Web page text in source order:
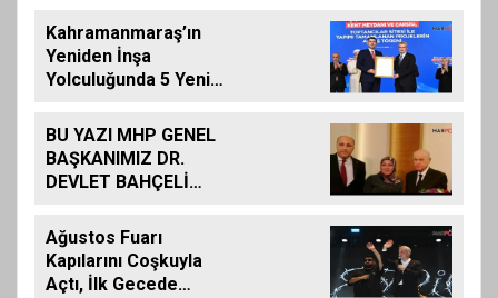
Kahramanmaraş’ın
Yeniden İnşa
Yolculuğunda 5 Yeni
Açıldı
BU YAZI MHP GENEL
BAŞKANIMIZ DR.
DEVLET BAHÇELİ
ALINMIŞ BİLDİRİDİR..
Ağustos Fuarı
Kapılarını Coşkuyla
Açtı, İlk Gecede